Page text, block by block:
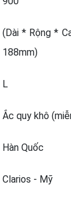
(Dài * Rộng *
188mm)
L
Ắc quy khô
Hàn Quốc
Clarios - Mỹ